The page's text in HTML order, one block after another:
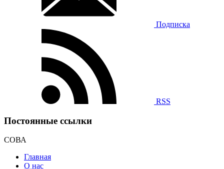
Подписка
RSS
Постоянные ссылки
СОВА
Главная
О нас